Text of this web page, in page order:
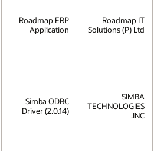
Roadmap IT
Solutions (P) Ltd
Roadmap ERP
Application
SIMBA
TECHNOLOGIES
INC.
Simba ODBC
Driver (2.0.14)